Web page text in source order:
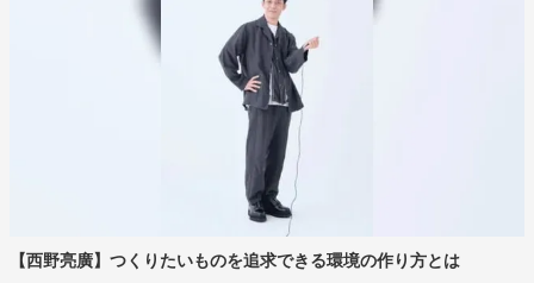
【西野亮廣】つくりたいものを追求できる環境の作り方とは